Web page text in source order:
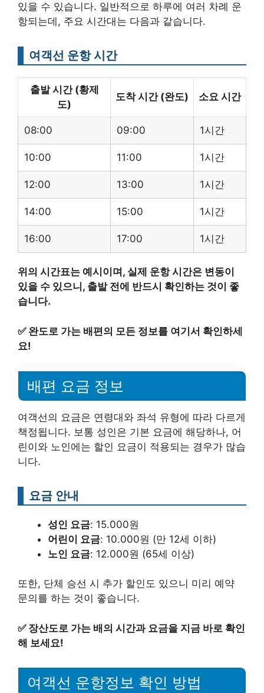
있을 수 있습니다. 일반적으로 하루에 여러 차례 운
항되는데, 주요 시간대는 다음과 같습니다.
여객선 운항 시간
출발 시간 (황제
도)
도착 시간 (완도) 소요 시간
08:00 09:00 1시간
10:00 11:00 1시간
12:00 13:00 1시간
14:00 15:00 1시간
16:00 17:00 1시간
위의 시간표는 예시이며, 실제 운항 시간은 변동이
있을 수 있으니, 출발 전에 반드시 확인하는 것이 좋
습니다.
✅ 완도로 가는 배편의 모든 정보를 여기서 확인하세
요!
배편 요금 정보
여객선의 요금은 연령대와 좌석 유형에 따라 다르게
책정됩니다. 보통 성인은 기본 요금에 해당하나, 어
린이와 노인에는 할인 요금이 적용되는 경우가 많습
니다.
요금 안내
성인 요금: 15.000원
어린이 요금: 10.000원 (만 12세 이하)
노인 요금: 12.000원 (65세 이상)
또한, 단체 승선 시 추가 할인도 있으니 미리 예약
문의를 하는 것이 좋습니다.
✅ 장산도로 가는 배의 시간과 요금을 지금 바로 확인
해 보세요!
여객선 운항정보 확인 방법